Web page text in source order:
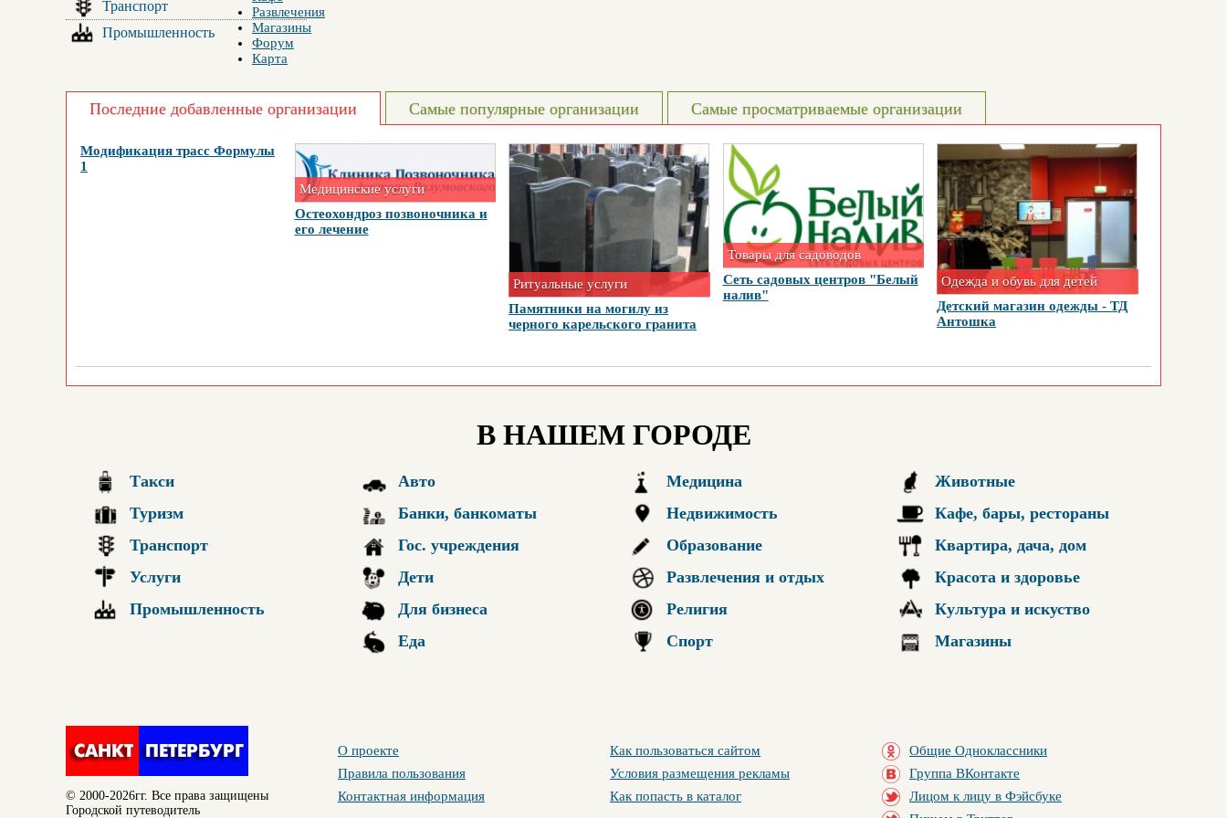
Развлечения
Магазины
Форум
Карта
Транспорт
Промышленность
Последние добавленные организации
Модификация трасс Формулы
1
Медицинские услуги
Остеохондроз позвоночника и
его лечение
Ритуальные услуги
Памятники на могилу из
черного карельского гранита
Товары для садоводов
Сеть садовых центров "Белый
налив"
Одежда и обувь для детей
Детский магазин одежды - ТД
Антошка
Самые популярные организации Самые просматриваемые организации
В НАШЕМ ГОРОДЕ
Такси
Туризм
Транспорт
Услуги
Промышленность
Авто
Банки, банкоматы
Гос. учреждения
Дети
Для бизнеса
Еда
Медицина
Недвижимость
Образование
Развлечения и отдых
Религия
Спорт
Животные
Кафе, бары, рестораны
Квартира, дача, дом
Красота и здоровье
Культура и искуство
Магазины
© 2000-2026гг. Все права защищены
Городской путеводитель
О проекте
Правила пользования
Контактная информация
Как пользоваться сайтом
Условия размещения рекламы
Как попасть в каталог
Общие Одноклассники
Группа ВКонтакте
Лицом к лицу в Фэйсбуке